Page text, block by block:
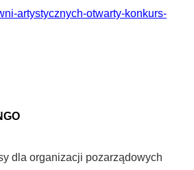
artystycznych-otwarty-konkurs-
dla organizacji pozarządowych